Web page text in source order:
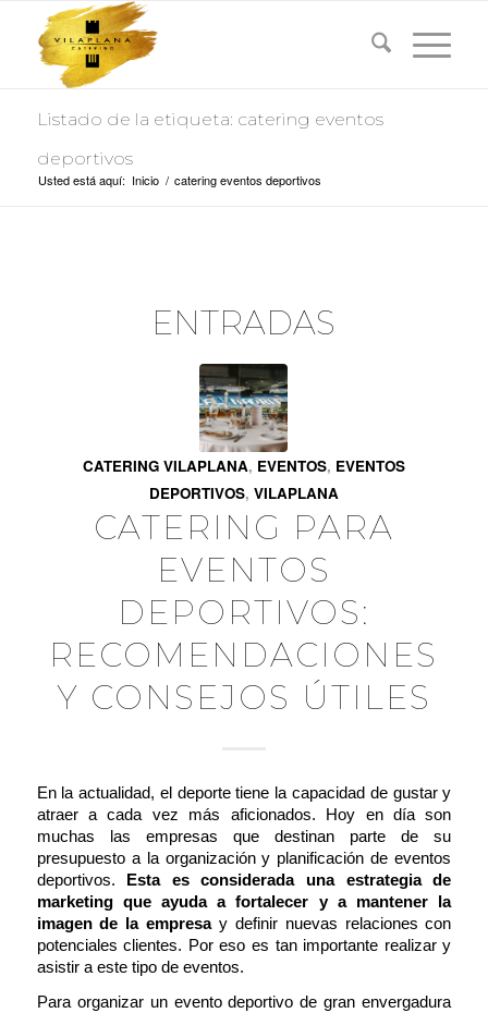
Listado de la etiqueta: catering eventos
deportivos
Usted está aquí: Inicio / catering eventos deportivos
ENTRADAS
CATERING VILAPLANA, EVENTOS, EVENTOS
DEPORTIVOS, VILAPLANA
CATERING PARA
EVENTOS
DEPORTIVOS:
RECOMENDACIONES
Y CONSEJOS ÚTILES
En la actualidad, el deporte tiene la capacidad de gustar y
atraer a cada vez más aficionados. Hoy en día son
muchas las empresas que destinan parte de su
presupuesto a la organización y planificación de eventos
deportivos. Esta es considerada una estrategia de
marketing que ayuda a fortalecer y a mantener la
imagen de la empresay definir nuevas relaciones con
potenciales clientes. Por eso es tan importante realizar y
asistir a este tipo de eventos.
Para organizar un evento deportivo de gran envergadura